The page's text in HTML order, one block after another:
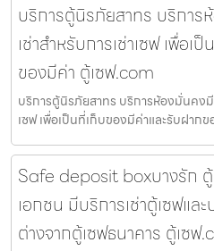
บริการตู้นิรภัยสาทร บริกา
เช่าสำหรับการเช่าเซฟ เพื่อ
ของมีค่า ตู้เซฟ.com
บริการตู้นิรภัยสาทร บริการห้องมั่นคงมี
เซฟ เพื่อเป็นที่เก็บของมีค่าและรับฝากข
Safe deposit boxบางรัก
เอกชน มีบริการเช่าตู้เซฟแล
ต่างจากตู้เซฟธนาคาร ตู้เซฟ